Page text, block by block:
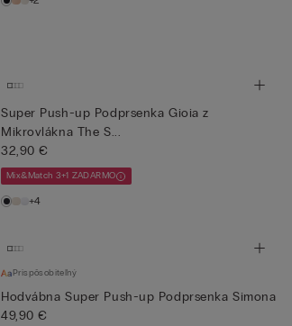
Super Push-up Podprsenka Gioia z
Mikrovlákna The S...
32,90 €
Mix&Match 3+1 ZADARMO
+4
Prispôsobiteľný
Hodvábna Super Push-up Podprsenka Simona
49,90 €